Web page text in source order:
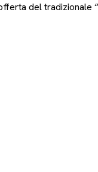
del tradizionale